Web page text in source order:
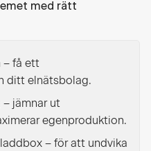
med rätt
– få ett
ditt elnätsbolag.
jämnar ut
egenproduktion.
– för att undvika